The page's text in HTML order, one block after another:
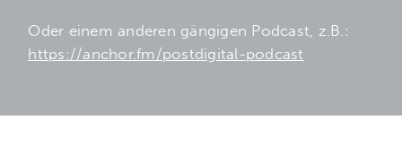
Oder einem anderen gängigen Podcast, z.B.:
https://anchor.fm/postdigital-podcast